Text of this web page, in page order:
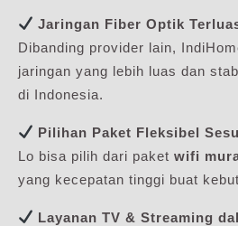
Jaringan Fiber Optik
Dibanding provider lain,
jaringan yang lebih luas dan
di Indonesia.
Pilihan Paket Fleksibel
Lo bisa pilih dari paket wifi
yang kecepatan tinggi buat
Layanan TV & Streaming